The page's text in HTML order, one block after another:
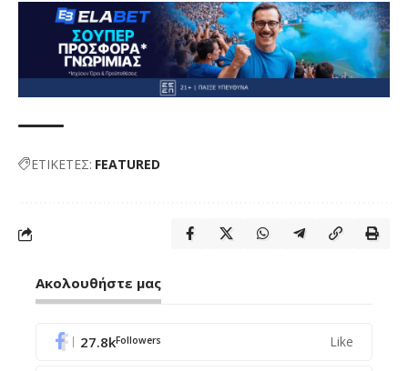
ΕΤΙΚΕΤΕΣ: FEATURED
Ακολουθήστε μας
27.8kFollowers Like